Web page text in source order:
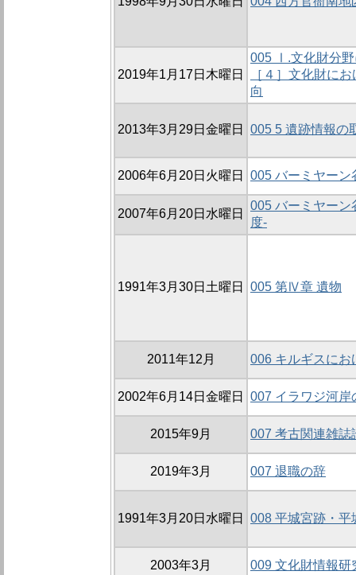
2019年1月17日木曜日
005 Ⅰ.文化財分野
［４］文化財に
向
2013年3月29日金曜日 005 5 遺跡情報の
2006年6月20日火曜日 005 バーミヤーン
2007年6月20日水曜日
005 バーミヤーン
度-
1991年3月30日土曜日 005 第Ⅳ章 遺物
2011年12月 006 キルギスにお
2002年6月14日金曜日 007 イラワジ河岸
2015年9月 007 考古関連雑誌
2019年3月 007 退職の辞
1991年3月20日水曜日 008 平城宮跡・平
2003年3月 009 文化財情報研